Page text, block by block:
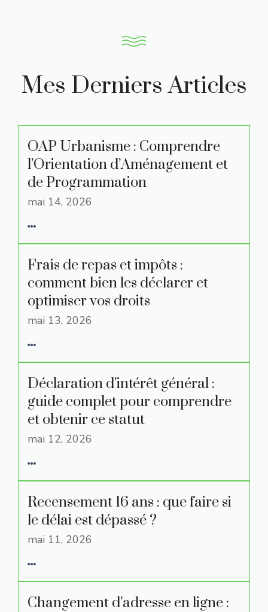
Mes Derniers Articles
OAP Urbanisme : Comprendre
l’Orientation d’Aménagement et
de Programmation
mai 14, 2026
Frais de repas et impôts :
comment bien les déclarer et
optimiser vos droits
mai 13, 2026
Déclaration d’intérêt général :
guide complet pour comprendre
et obtenir ce statut
mai 12, 2026
Recensement 16 ans : que faire si
le délai est dépassé ?
mai 11, 2026
Changement d’adresse en ligne :